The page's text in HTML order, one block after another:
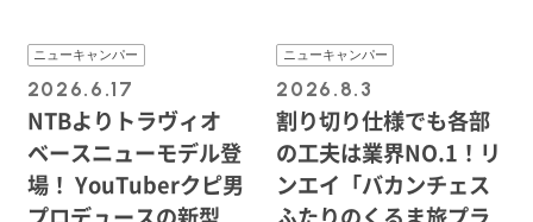
ニューキャンパー
2026.6.17
NTBよりトラヴィオ
ベースニューモデル登
場！ YouTuberクピ男
ニューキャンパー
2026.8.3
割り切り仕様でも各部
の工夫は業界NO.1！リ
ンエイ「バカンチェス